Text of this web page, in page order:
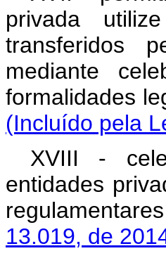
privada
transferidos
mediante
formalidades
(Incluído pela
XVIII -
entidades
13.019, de